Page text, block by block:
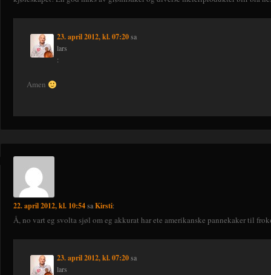
23. april 2012, kl. 07:20 sa
lars
:
Amen
22. april 2012, kl. 10:54saKirsti:
Å, no vart eg svolta sjøl om eg akkurat har ete amerikanske pannekaker til
23. april 2012, kl. 07:20 sa
lars